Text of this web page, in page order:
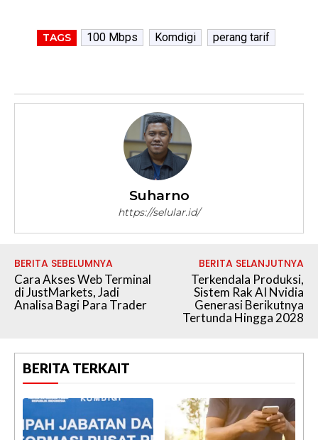
TAGS 100 Mbps Komdigi perang tarif
Suharno
https://selular.id/
BERITA SEBELUMNYA
Cara Akses Web Terminal
di JustMarkets, Jadi
Analisa Bagi Para Trader
BERITA SELANJUTNYA
Terkendala Produksi,
Sistem Rak AI Nvidia
Generasi Berikutnya
Tertunda Hingga 2028
BERITA TERKAIT